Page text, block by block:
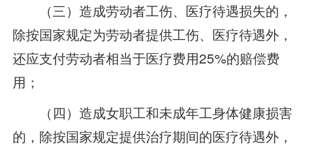
（三）造成劳动者工伤、医疗待遇损失的，
除按国家规定为劳动者提供工伤、医疗待遇外，
还应支付劳动者相当于医疗费用25%的赔偿费
用；
（四）造成女职工和未成年工身体健康损害
的，除按国家规定提供治疗期间的医疗待遇外，